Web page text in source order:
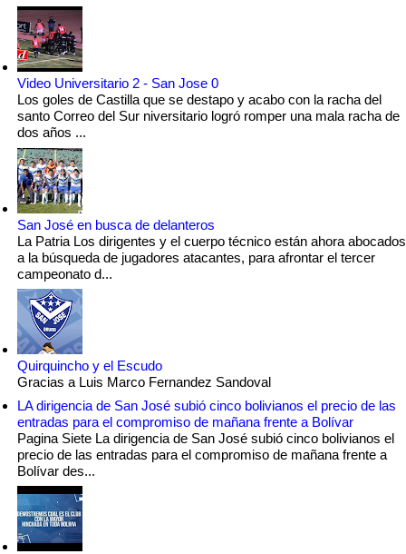
Video Universitario 2 - San Jose 0
Los goles de Castilla que se destapo y acabo con la racha del
santo Correo del Sur niversitario logró romper una mala racha de
dos años ...
San José en busca de delanteros
La Patria Los dirigentes y el cuerpo técnico están ahora abocados
a la búsqueda de jugadores atacantes, para afrontar el tercer
campeonato d...
Quirquincho y el Escudo
Gracias a Luis Marco Fernandez Sandoval
LA dirigencia de San José subió cinco bolivianos el precio de las
entradas para el compromiso de mañana frente a Bolívar
Pagina Siete La dirigencia de San José subió cinco bolivianos el
precio de las entradas para el compromiso de mañana frente a
Bolívar des...